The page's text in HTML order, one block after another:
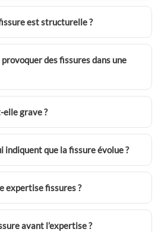
est structurelle ?
des fissures dans une
elle grave ?
indiquent que la fissure évolue ?
expertise fissures ?
avant l’expertise ?